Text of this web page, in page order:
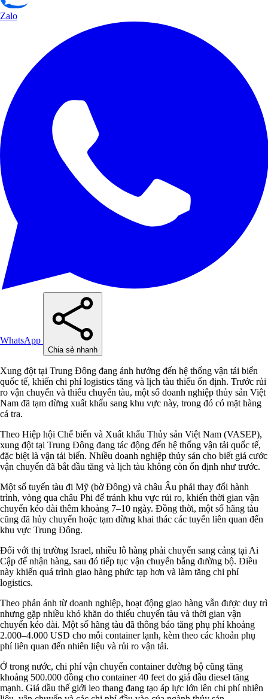
Zalo
WhatsApp
Chia sẻ nhanh
Xung đột tại Trung Đông đang ảnh hưởng đến hệ thống vận tải biển
quốc tế, khiến chi phí logistics tăng và lịch tàu thiếu ổn định. Trước rủi
ro vận chuyển và thiếu chuyến tàu, một số doanh nghiệp thủy sản Việt
Nam đã tạm dừng xuất khẩu sang khu vực này, trong đó có mặt hàng
cá tra.
Theo Hiệp hội Chế biến và Xuất khẩu Thủy sản Việt Nam (VASEP),
xung đột tại Trung Đông đang tác động đến hệ thống vận tải quốc tế,
đặc biệt là vận tải biển. Nhiều doanh nghiệp thủy sản cho biết giá cước
vận chuyển đã bắt đầu tăng và lịch tàu không còn ổn định như trước.
Một số tuyến tàu đi Mỹ (bờ Đông) và châu Âu phải thay đổi hành
trình, vòng qua châu Phi để tránh khu vực rủi ro, khiến thời gian vận
chuyển kéo dài thêm khoảng 7–10 ngày. Đồng thời, một số hãng tàu
cũng đã hủy chuyến hoặc tạm dừng khai thác các tuyến liên quan đến
khu vực Trung Đông.
Đối với thị trường Israel, nhiều lô hàng phải chuyển sang cảng tại Ai
Cập để nhận hàng, sau đó tiếp tục vận chuyển bằng đường bộ. Điều
này khiến quá trình giao hàng phức tạp hơn và làm tăng chi phí
logistics.
Theo phản ánh từ doanh nghiệp, hoạt động giao hàng vẫn được duy trì
nhưng gặp nhiều khó khăn do thiếu chuyến tàu và thời gian vận
chuyển kéo dài. Một số hãng tàu đã thông báo tăng phụ phí khoảng
2.000–4.000 USD cho mỗi container lạnh, kèm theo các khoản phụ
phí liên quan đến nhiên liệu và rủi ro vận tải.
Ở trong nước, chi phí vận chuyển container đường bộ cũng tăng
khoảng 500.000 đồng cho container 40 feet do giá dầu diesel tăng
mạnh. Giá dầu thế giới leo thang đang tạo áp lực lớn lên chi phí nhiên